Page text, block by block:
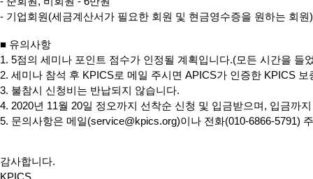
- 기업회원(세금계산서가 필요한 회원 및 현금영수증을 원하는 회
■ 유의사항
1. 5점의 세미나 포인트 점수가 인정될 계획입니다.(모든 시간을 들
2. 세미나 참석 후 KPICS로 메일 주시면 APICS가 인증한 KPICS
3. 불참시 신청비는 반납되지 않습니다.
4. 2020년 11월 20일 정오까지 선착순 신청 및 입금받으며, 입금까
5. 문의사항은 메일(service@kpics.org)이나 전화(010-6866-5791)
감사합니다.